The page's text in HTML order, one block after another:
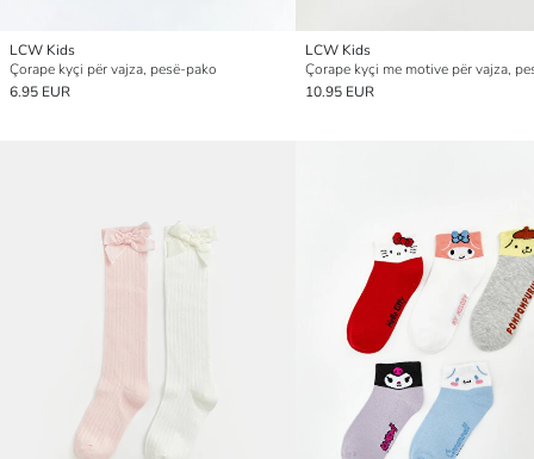
LCW Kids
Çorape kyçi për vajza, pesë-pako
6.95 EUR
LCW Kids
Çorape kyçi me motive për vajza,
10.95 EUR